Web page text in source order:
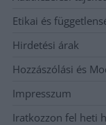
Etikai és
Hirdetési árak
Hozzászólási és
Impresszum
Iratkozzon fel heti